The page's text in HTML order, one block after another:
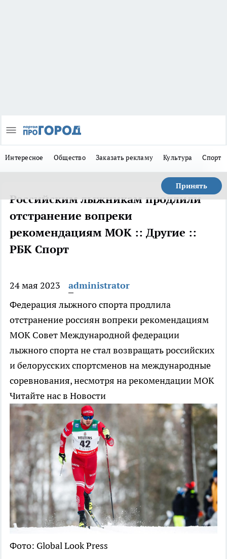
Интересное Общество Заказать рекламу Культура Спорт
Принять
Российским лыжникам продлили
отстранение вопреки
рекомендациям МОК :: Другие ::
РБК Спорт
24 мая 2023
administrator
Федерация лыжного спорта продлила
отстранение россиян вопреки рекомендациям
МОК Совет Международной федерации
лыжного спорта не стал возвращать российских
и белорусских спортсменов на международные
соревнования, несмотря на рекомендации МОК
Читайте нас в Новости
Фото: Global Look Press